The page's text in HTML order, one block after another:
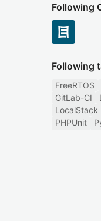
Following
Following
FreeRTOS
GitLab-CI
LocalStack
PHPUnit